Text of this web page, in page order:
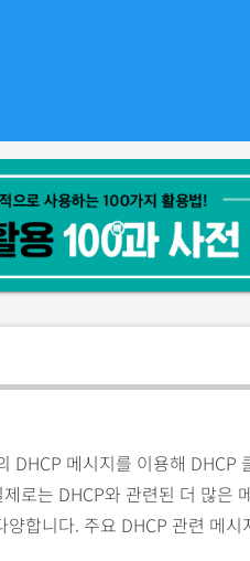
DHCP 메시지를 이용해 DHCP
로는 DHCP와 관련된 더 많은
합니다. 주요 DHCP 관련 메시